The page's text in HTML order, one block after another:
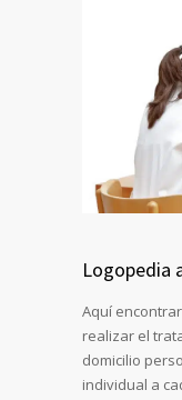
Logopedia
Aquí
realizar el
domicilio
individual a